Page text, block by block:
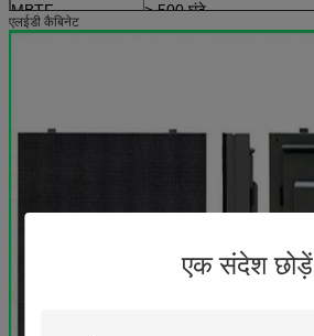
एक संदेश छोड़ें
MBTF
> 500 घंटे
जीवन काल
> 100,000 घंटे
एलईडी कैबिनेट